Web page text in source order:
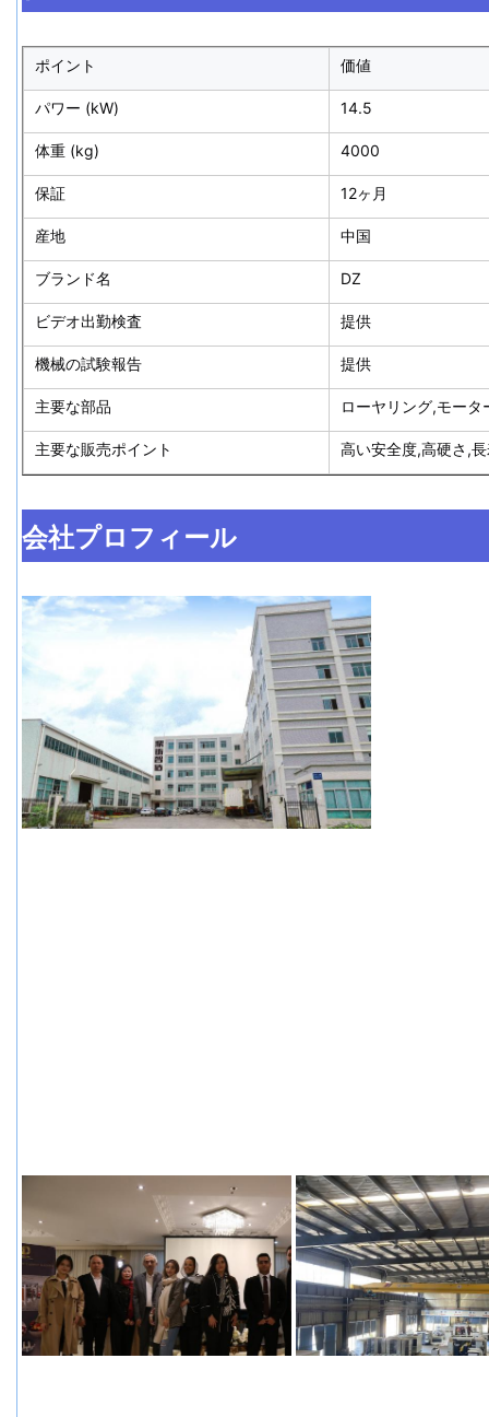
ポイント 価値
パワー (kW) 14.5
体重 (kg) 4000
保証 12ヶ月
産地 中国
ブランド名 DZ
ビデオ出勤検査 提供
機械の試験報告 提供
主要な部品 ローヤリング,モータ
主要な販売ポイント 高い安全度,高硬さ,
会社プロフィール